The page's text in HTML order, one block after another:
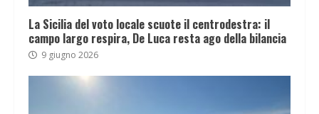
La Sicilia del voto locale scuote il centrodestra: il
campo largo respira, De Luca resta ago della bilancia
9 giugno 2026